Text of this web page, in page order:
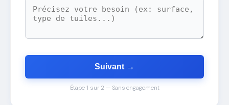
Suivant →
Étape 1 sur 2 — Sans engagement